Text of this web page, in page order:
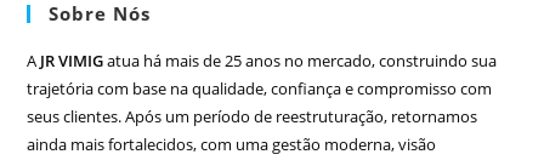
Sobre Nós
A JR VIMIGatua há mais de 25 anos no mercado, construindo sua
trajetória com base na qualidade, confiança e compromisso com
seus clientes. Após um período de reestruturação, retornamos
ainda mais fortalecidos, com uma gestão moderna, visão